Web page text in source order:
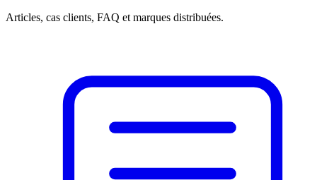
Articles, cas clients, FAQ et marques distribuées.